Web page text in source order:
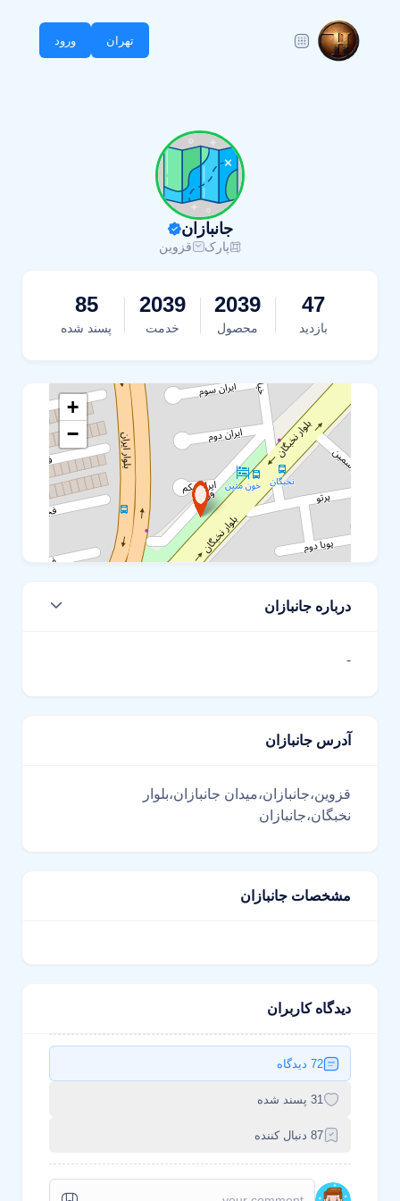
تهران ورود
جانبازان
پارک قزوین
47
بازدید
2039
محصول
2039
خدمت
85
پسند شده
+
−
درباره جانبازان
-
آدرس جانبازان
قزوین،جانبازان،میدان جانبازان،بلوار
نخبگان،جانبازان
مشخصات جانبازان
دیدگاه کاربران
72 دیدگاه
31 پسند شده
87 دنبال کننده